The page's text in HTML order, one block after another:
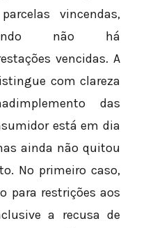
vincendas,
não há
vencidas. A
com clareza
das
está em dia
ainda não quitou
No primeiro caso,
para restrições aos
a recusa de